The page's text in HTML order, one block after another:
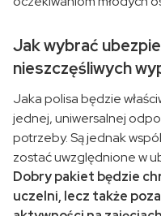
Jak wybrać
nieszczęśliwych
Jaka polisa będzie
jednej, uniwersalnej
potrzeby. Są jednak
zostać uwzględnione w
Dobry pakiet będzie
uczelni, lecz także